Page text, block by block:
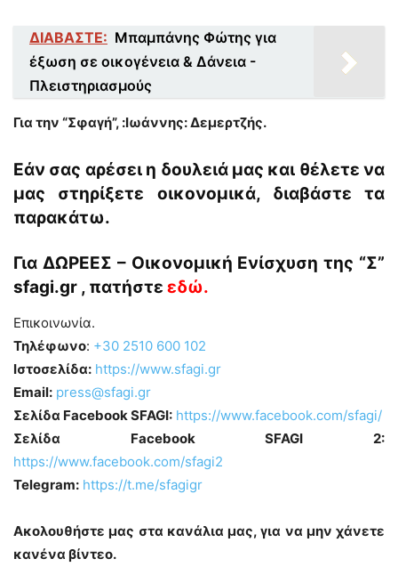
ΔΙΑΒΑΣΤΕ: Μπαμπάνης Φώτης για
έξωση σε οικογένεια & Δάνεια -
Πλειστηριασμούς
Για την “Σφαγή”, :Ιωάννης: Δεμερτζής.
Εάν σας αρέσει η δουλειά μας και θέλετε να
μας στηρίξετε οικονομικά, διαβάστε τα
παρακάτω.
Για ΔΩΡΕΕΣ – Οικονομική Ενίσχυση της “Σ”
sfagi.gr , πατήστε εδώ.
Επικοινωνία.
Τηλέφωνο: +30 2510 600 102
Ιστοσελίδα: https://www.sfagi.gr
Email: press@sfagi.gr
Σελίδα Facebook SFAGI: https://www.facebook.com/sfagi/
Σελίδα Facebook SFAGI 2:
https://www.facebook.com/sfagi2
Telegram: https://t.me/sfagigr
Ακολουθήστε μας στα κανάλια μας, για να μην χάνετε
κανένα βίντεο.